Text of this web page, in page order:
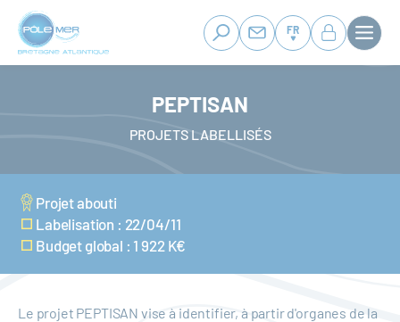
Panneau de gestion des cookies
Aller
contenu
FR
PEPTISAN
PROJETS LABELLISÉS
Projet abouti
Labelisation : 22/04/11
Budget global : 1 922 K€
Le projet PEPTISAN vise à identifier, à partir d'organes de la